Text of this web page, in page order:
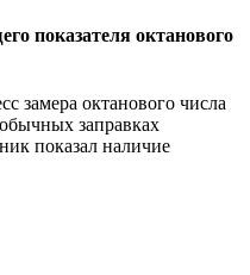
показателя октанового
замера октанового числа
заправках
показал наличие